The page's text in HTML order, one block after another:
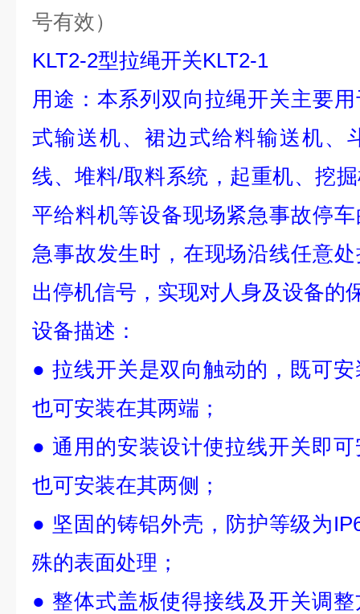
号有效）
KLT2-2型拉绳开关KLT2-1
用途：本系列双向拉绳开关主要
式输送机、裙边式给料输送机、
线、堆料/取料系统，起重机、挖
平给料机等设备现场紧急事故停
急事故发生时，在现场沿线任意
出停机信号，实现对人身及设备的
设备描述：
● 拉线开关是双向触动的，既可
也可安装在其两端；
● 通用的安装设计使拉线开关即
也可安装在其两侧；
● 坚固的铸铝外壳，防护等级为
殊的表面处理；
● 整体式盖板使得接线及开关调